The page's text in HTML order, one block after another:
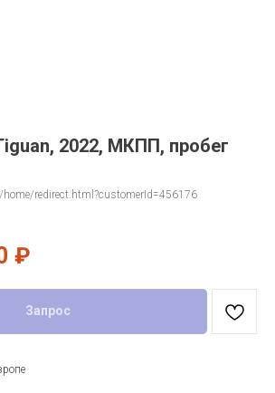
2022, МКПП, пробег
redirect.html?customerId=456176
₽
Запрос